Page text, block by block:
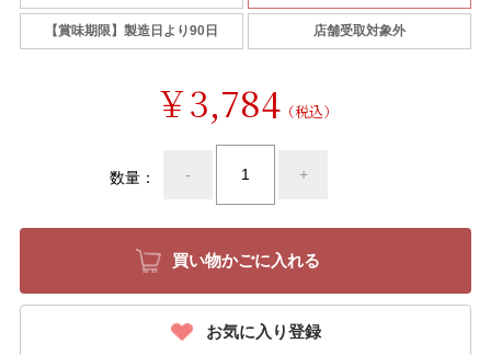
【賞味期限】製造日より90日 店舗受取対象外
￥3,784（税込）
数量： - +
お気に入り登録